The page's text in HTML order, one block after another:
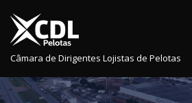
Câmara de Dirigentes Lojistas de Pelotas